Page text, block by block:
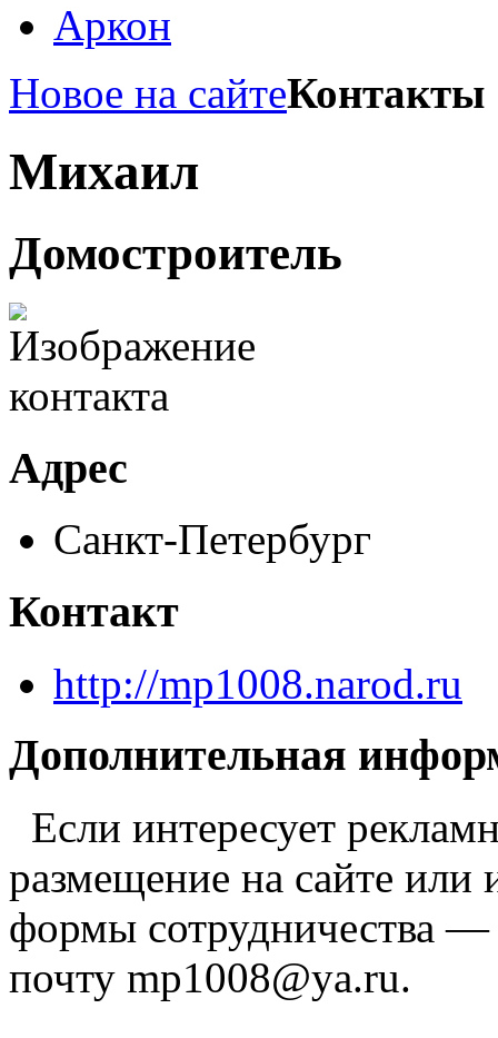
Аркон
Новое на сайтеКонтакты
Михаил
Домостроитель
Адрес
Санкт-Петербург
Контакт
http://mp1008.narod.ru
Дополнительная
Если интересует
размещение на сайте или
формы сотрудничества
почту mp1008@ya.ru.